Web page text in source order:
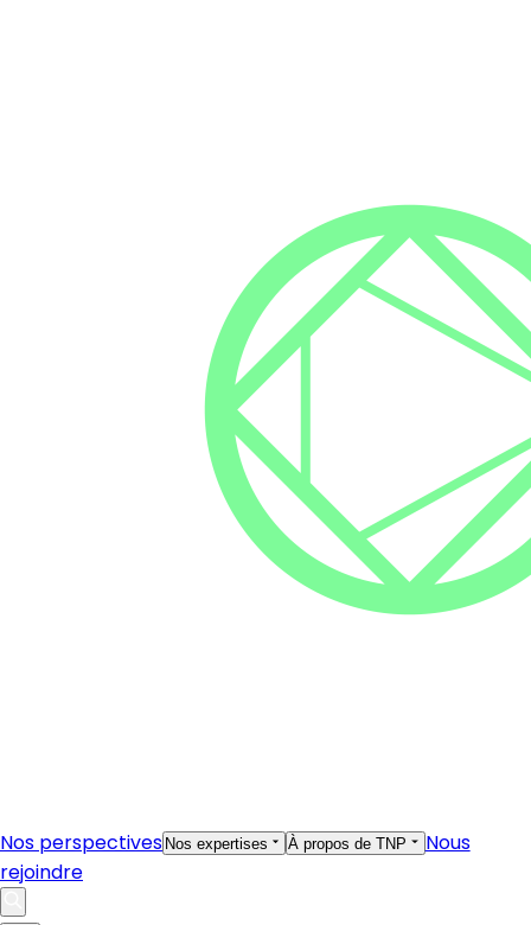
Nos perspectives Nos expertises À propos de TNP
Nous
rejoindre